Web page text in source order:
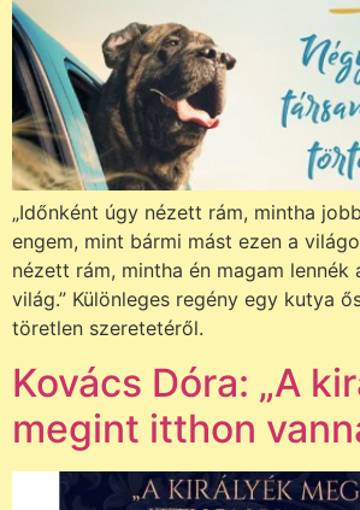
„Időnként úgy nézett rám, mintha
engem, mint bármi mást ezen a
nézett rám, mintha én magam lennék
világ.” Különleges regény egy kutya
töretlen szeretetéről.
Kovács Dóra: „A
megint itthon